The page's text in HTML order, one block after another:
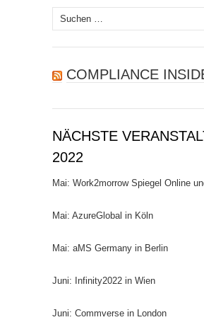
Suchen
nach:
COMPLIANCE
NÄCHSTE
2022
Mai: Work2morrow Spiegel Online
Mai: AzureGlobal in Köln
Mai: aMS Germany in Berlin
Juni: Infinity2022 in Wien
Juni: Commverse in London